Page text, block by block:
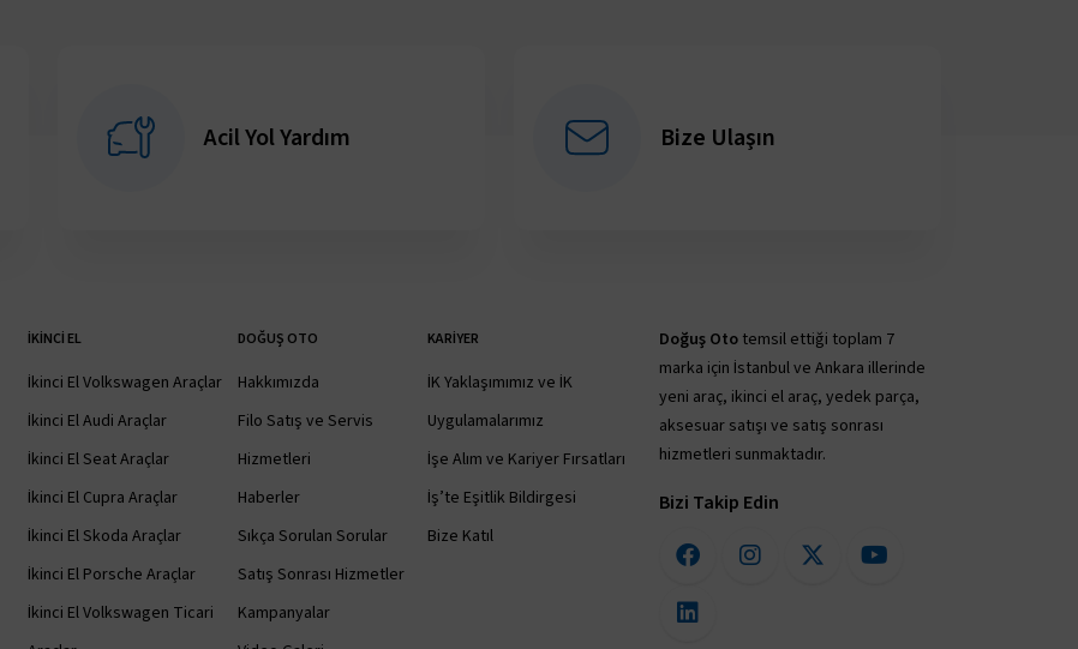
Acil Yol Yardım Bize Ulaşın
İKINCI EL
İkinci El Volkswagen Araçlar
İkinci El Audi Araçlar
İkinci El Seat Araçlar
İkinci El Cupra Araçlar
İkinci El Skoda Araçlar
İkinci El Porsche Araçlar
İkinci El Volkswagen Ticari
DOĞUŞ OTO
Hakkımızda
Filo Satış ve Servis
Hizmetleri
Haberler
Sıkça Sorulan Sorular
Satış Sonrası Hizmetler
Kampanyalar
KARIYER
İK Yaklaşımımız ve İK
Uygulamalarımız
İşe Alım ve Kariyer Fırsatları
İş’te Eşitlik Bildirgesi
Bize Katıl
Doğuş Ototemsil ettiği toplam 7
marka için İstanbul ve Ankara illerinde
yeni araç, ikinci el araç, yedek parça,
aksesuar satışı ve satış sonrası
hizmetleri sunmaktadır.
Bizi Takip Edin